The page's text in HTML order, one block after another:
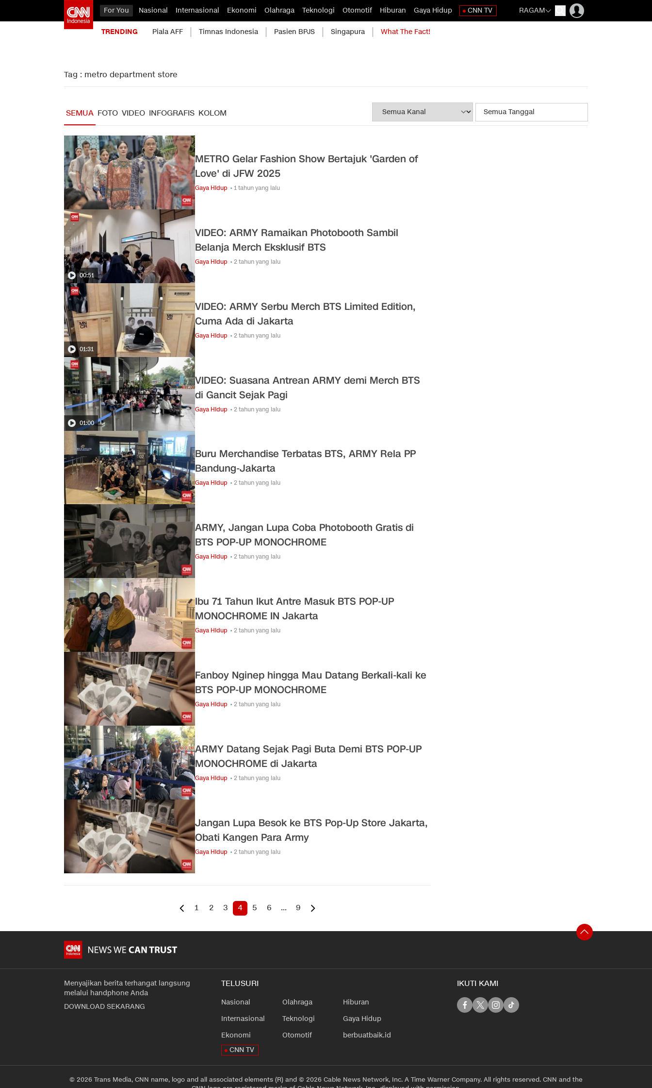
For You Nasional Internasional Ekonomi Olahraga Teknologi Otomotif Hiburan Gaya Hidup CNN TV RAGAM
TRENDING Piala AFF Timnas Indonesia Pasien BPJS Singapura What The Fact!
Tag : metro department store
SEMUA FOTO VIDEO INFOGRAFIS KOLOM
METRO Gelar Fashion Show Bertajuk 'Garden of
Love' di JFW 2025
Gaya Hidup • 1 tahun yang lalu
00:51
VIDEO: ARMY Ramaikan Photobooth Sambil
Belanja Merch Eksklusif BTS
Gaya Hidup • 2 tahun yang lalu
01:31
VIDEO: ARMY Serbu Merch BTS Limited Edition,
Cuma Ada di Jakarta
Gaya Hidup • 2 tahun yang lalu
01:00
VIDEO: Suasana Antrean ARMY demi Merch BTS
di Gancit Sejak Pagi
Gaya Hidup • 2 tahun yang lalu
Buru Merchandise Terbatas BTS, ARMY Rela PP
Bandung-Jakarta
Gaya Hidup • 2 tahun yang lalu
ARMY, Jangan Lupa Coba Photobooth Gratis di
BTS POP-UP MONOCHROME
Gaya Hidup • 2 tahun yang lalu
Ibu 71 Tahun Ikut Antre Masuk BTS POP-UP
MONOCHROME IN Jakarta
Gaya Hidup • 2 tahun yang lalu
Fanboy Nginep hingga Mau Datang Berkali-kali ke
BTS POP-UP MONOCHROME
Gaya Hidup • 2 tahun yang lalu
ARMY Datang Sejak Pagi Buta Demi BTS POP-UP
MONOCHROME di Jakarta
Gaya Hidup • 2 tahun yang lalu
Jangan Lupa Besok ke BTS Pop-Up Store Jakarta,
Obati Kangen Para Army
Gaya Hidup • 2 tahun yang lalu
1 2 3 4 5 6 ... 9
Menyajikan berita terhangat langsung
melalui handphone Anda
DOWNLOAD SEKARANG
TELUSURI
Nasional
Internasional
Ekonomi
Olahraga
Teknologi
Otomotif
Hiburan
Gaya Hidup
berbuatbaik.id
CNN TV
IKUTI KAMI
© 2026 Trans Media, CNN name, logo and all associated elements (R) and © 2026 Cable News Network, Inc. A Time Warner Company. All rights reserved. CNN and the